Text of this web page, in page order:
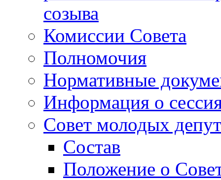
созыва
Комиссии Совета
Полномочия
Нормативные
Информация о
Совет молодых
Состав
Положение о